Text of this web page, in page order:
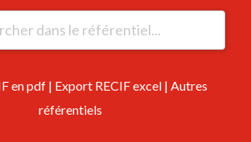
en pdf | Export RECIF excel |Autres
référentiels